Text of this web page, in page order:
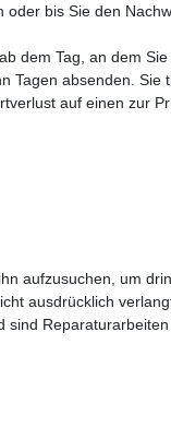
bis Sie den
dem Tag, an dem
absenden.
auf einen zur
aufzusuchen, um
ausdrücklich